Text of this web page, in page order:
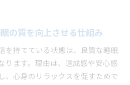
の質を向上させる仕組み
を持てている状態は、良質な睡眠
ります。理由は、達成感や安心感
、心身のリラックスを促すためで